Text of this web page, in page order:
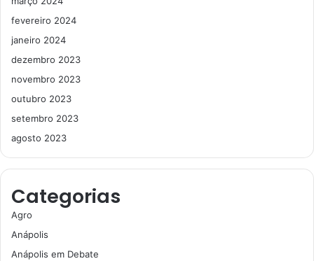
fevereiro 2024
janeiro 2024
dezembro 2023
novembro 2023
outubro 2023
setembro 2023
agosto 2023
Categorias
Agro
Anápolis
Anápolis em Debate